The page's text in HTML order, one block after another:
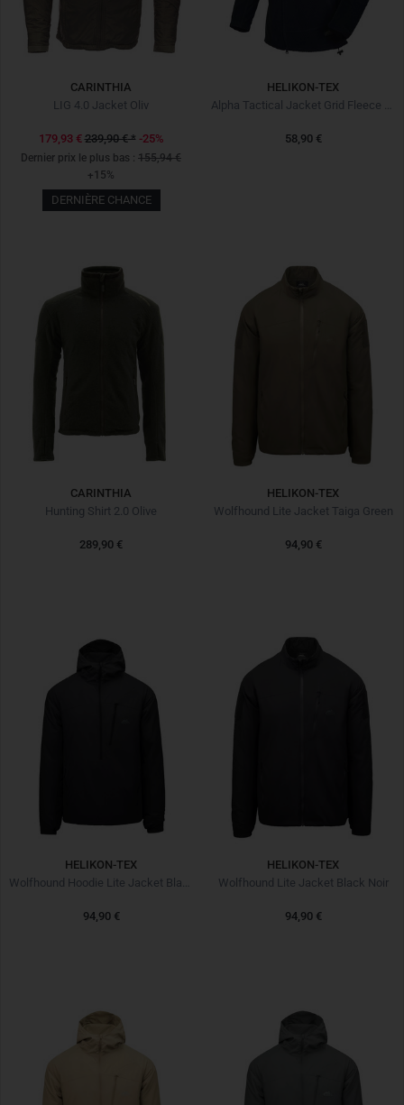
CARINTHIA
LIG 4.0 Jacket Oliv
179,93 € 239,90 €* -25%
Dernier prix le plus bas : 155,94 €
+15%
DERNIÈRE CHANCE
HELIKON-TEX
58,90 €
CARINTHIA
Hunting Shirt 2.0 Olive
289,90 €
HELIKON-TEX
Wolfhound Lite Jacket Taiga Green
94,90 €
HELIKON-TEX
Wolfhound Hoodie Lite Jacket Black Noir
94,90 €
HELIKON-TEX
Wolfhound Lite Jacket Black Noir
94,90 €